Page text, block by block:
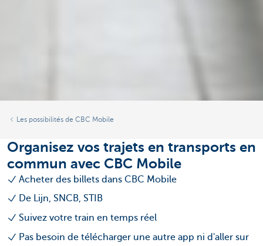
Les possibilités de CBC Mobile
Organisez vos trajets en transports en
commun avec CBC Mobile
Acheter des billets dans CBC Mobile
De Lijn, SNCB, STIB
Suivez votre train en temps réel
Pas besoin de télécharger une autre app ni d'aller sur